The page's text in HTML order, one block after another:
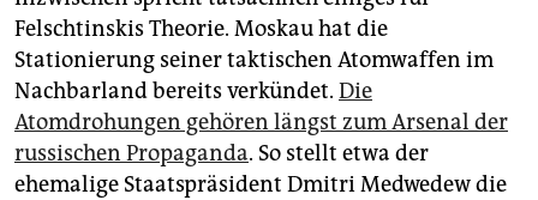
Felschtinskis Theorie. Moskau hat die
Stationierung seiner taktischen Atomwaffen im
Nachbarland bereits verkündet. Die
Atomdrohungen gehören längst zum Arsenal der
russischen Propaganda. So stellt etwa der
ehemalige Staatspräsident Dmitri Medwedew die